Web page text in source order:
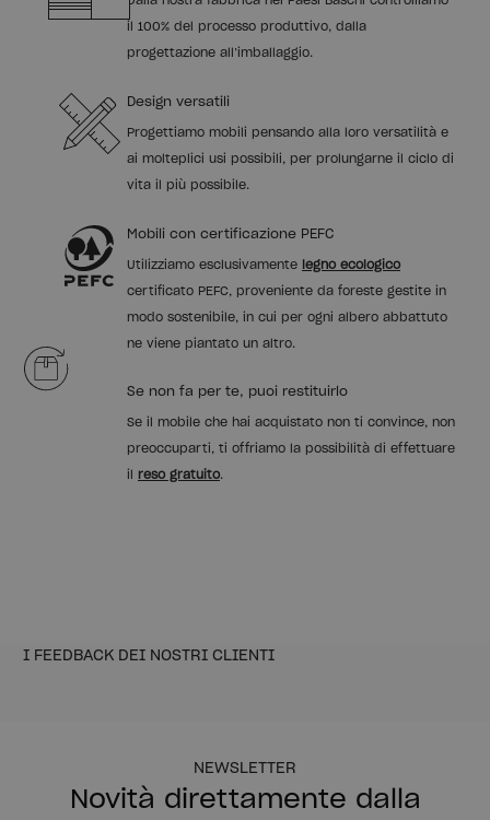
il 100% del processo produttivo, dalla
progettazione all’imballaggio.
Design versatili
Progettiamo mobili pensando alla loro versatilità e
ai molteplici usi possibili, per prolungarne il ciclo di
vita il più possibile.
Mobili con certificazione PEFC
Utilizziamo esclusivamente legno ecologico
certificato PEFC, proveniente da foreste gestite in
modo sostenibile, in cui per ogni albero abbattuto
ne viene piantato un altro.
Se non fa per te, puoi restituirlo
Se il mobile che hai acquistato non ti convince, non
preoccuparti, ti offriamo la possibilità di effettuare
il reso gratuito.
I FEEDBACK DEI NOSTRI CLIENTI
NEWSLETTER
Novità direttamente dalla